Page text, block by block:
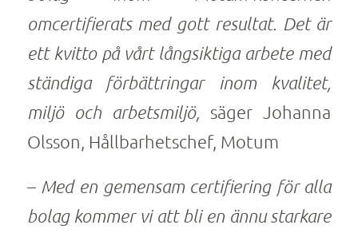
omcertifierats med gott resultat. Det är
ett kvitto på vårt långsiktiga arbete med
ständiga förbättringar inom kvalitet,
miljö och arbetsmiljö, säger Johanna
Olsson, Hållbarhetschef, Motum
– Med en gemensam certifiering för alla
bolag kommer vi att bli en ännu starkare